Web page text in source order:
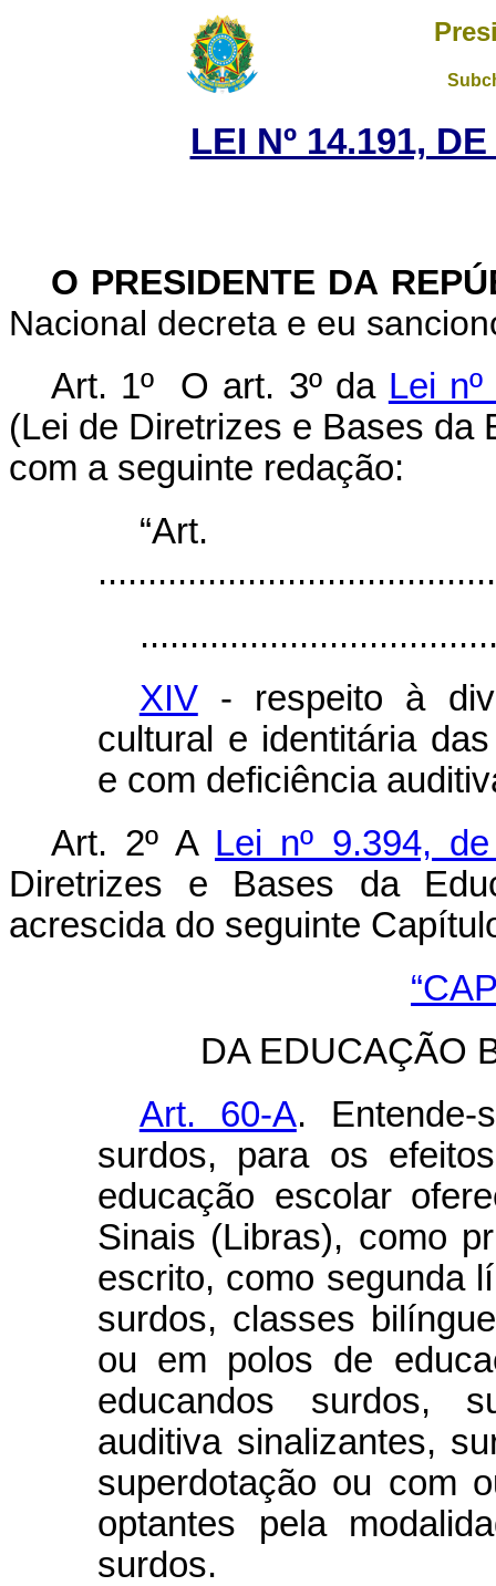
LEI Nº 14.191,
O PRESIDENTE DA
Nacional decreta e eu
Art. 1º O art. 3º da Lei
(Lei de Diretrizes e Bases da
com a seguinte redação:
XIV- respeito à
cultural e identitária
e com deficiência
Art. 2º A Lei nº 9.394,
Diretrizes e Bases da
acrescida do seguinte
DA EDUCAÇÃO
Art. 60-A. Entende-
surdos, para os
educação escolar
Sinais (Libras), como
escrito, como segunda
surdos, classes
ou em polos de
educandos surdos,
auditiva sinalizantes,
superdotação ou com
optantes pela
surdos.